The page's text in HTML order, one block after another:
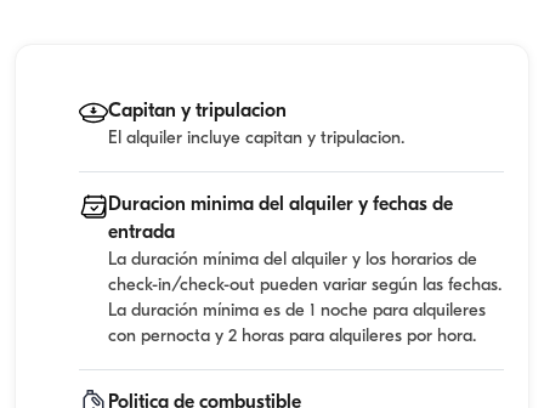
Capitan y tripulacion
El alquiler incluye capitan y tripulacion.
Duracion minima del alquiler y fechas de
entrada
La duración mínima del alquiler y los horarios de
check-in/check-out pueden variar según las fechas.
La duración mínima es de 1 noche para alquileres
con pernocta y 2 horas para alquileres por hora.
Politica de combustible